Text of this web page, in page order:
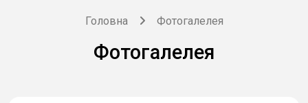
Головна Фотогалелея
Фотогалелея